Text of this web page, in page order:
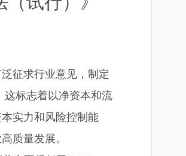
征求行业意见，制定
这标志着以净资本和流
实力和风险控制能
质量发展。